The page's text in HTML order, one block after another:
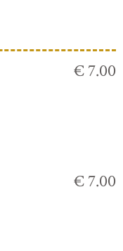
€ 7.00
€ 7.00